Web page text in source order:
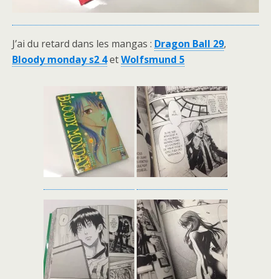
J’ai du retard dans les mangas : Dragon Ball 29,
Bloody monday s2 4etWolfsmund 5